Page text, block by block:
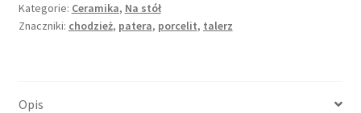
Kategorie: Ceramika, Na stół
Znaczniki: chodzież, patera, porcelit, talerz
Opis